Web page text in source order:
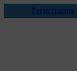
Регистрация